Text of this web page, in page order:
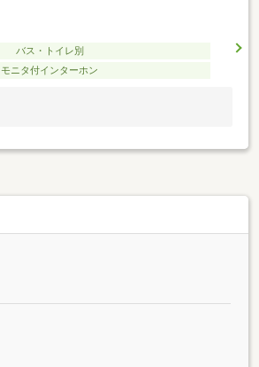
バス・トイレ別
モニタ付インターホン